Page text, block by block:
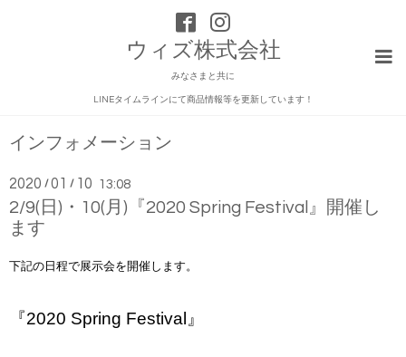
ウィズ株式会社
みなさまと共に
LINEタイムラインにて商品情報等を更新しています！
インフォメーション
2020 /01 / 10 13:08
2/9(日)・10(月)『2020 Spring Festival』開催し
ます
下記の日程で展示会を開催します。
『2020 Spring Festival』